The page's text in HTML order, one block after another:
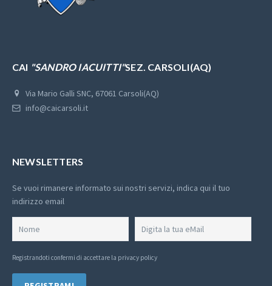
CAI "SANDRO IACUITTI"SEZ. CARSOLI(AQ)
Via Mario Galli SNC, 67061 Carsoli(AQ)
info@caicarsoli.it
NEWSLETTERS
Se vuoi rimanere informato sui nostri servizi, indica qui il tuo
indirizzo email
Registrandoti confermi di accettare la privacy policy